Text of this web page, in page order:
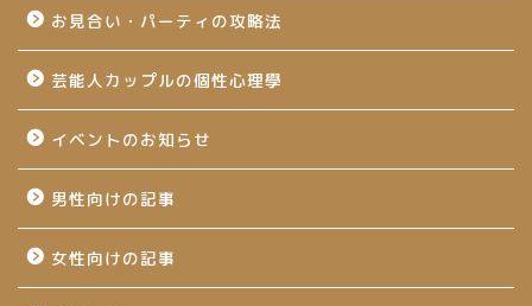
お見合い・パーティの攻略法
芸能人カップルの個性心理學
イベントのお知らせ
男性向けの記事
女性向けの記事